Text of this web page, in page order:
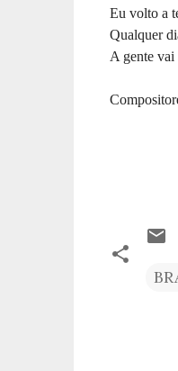
Eu volto a
Qualquer
A gente vai